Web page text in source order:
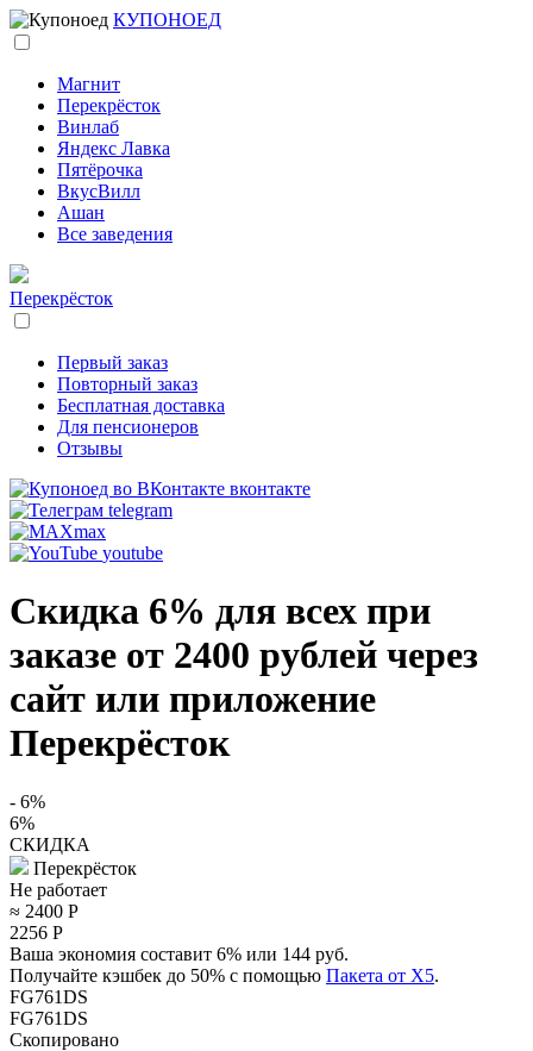
КУПОНОЕД
Магнит
Перекрёсток
Винлаб
Яндекс Лавка
Пятёрочка
ВкусВилл
Ашан
Все заведения
Перекрёсток
Первый заказ
Повторный заказ
Бесплатная доставка
Для пенсионеров
Отзывы
вконтакте
telegram
max
youtube
Скидка 6% для всех при
заказе от 2400 рублей через
сайт или приложение
Перекрёсток
- 6%
6%
СКИДКА
Перекрёсток
Не работает
≈ 2400 Р
2256 Р
Ваша экономия составит 6% или 144 руб.
Получайте кэшбек до 50% с помощью Пакета от X5.
FG761DS
FG761DS
Скопировано